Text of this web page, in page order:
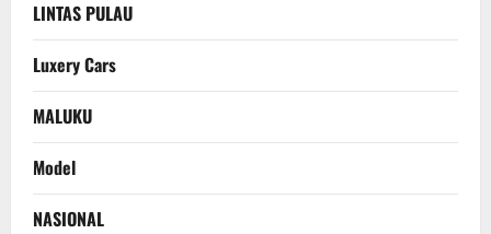
LINTAS PULAU
Luxery Cars
MALUKU
Model
NASIONAL